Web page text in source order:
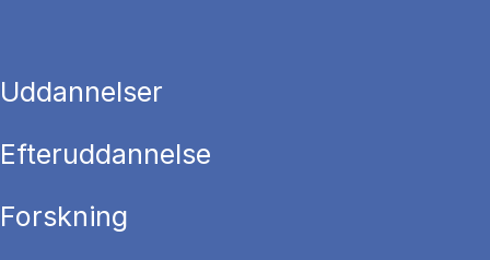
Uddannelser
Efteruddannelse
Forskning